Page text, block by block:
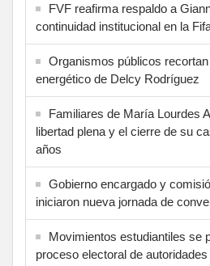
FVF reafirma respaldo a
continuidad institucional en la
Organismos públicos
energético de Delcy Rodríguez
Familiares de María Lourdes
libertad plena y el cierre de su
años
Gobierno encargado y
iniciaron nueva jornada de
Movimientos estudiantiles se
proceso electoral de